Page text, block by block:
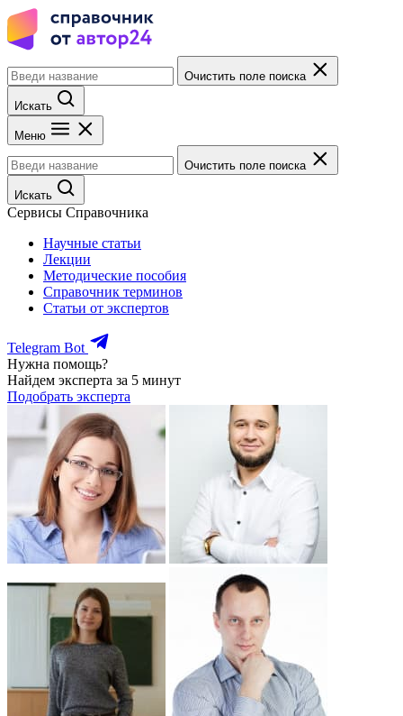
Очистить поле поиска
Искать
Меню
Очистить поле поиска
Искать
Сервисы Справочника
Научные статьи
Лекции
Методические пособия
Справочник терминов
Статьи от экспертов
Telegram Bot
Нужна помощь?
Найдем эксперта за 5 минут
Подобрать эксперта